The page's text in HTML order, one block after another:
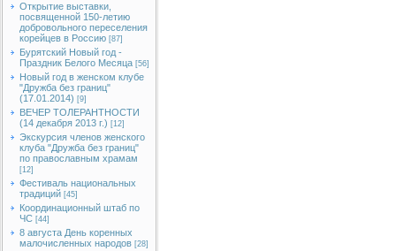
Открытие выставки,
посвященной 150-летию
добровольного переселения
корейцев в Россию [87]
Бурятский Новый год -
Праздник Белого Месяца [56]
Новый год в женском клубе
"Дружба без границ"
(17.01.2014) [9]
ВЕЧЕР ТОЛЕРАНТНОСТИ
(14 декабря 2013 г.) [12]
Экскурсия членов женского
клуба "Дружба без границ"
по православным храмам
[12]
Фестиваль национальных
традиций [45]
Координационный штаб по
ЧС [44]
8 августа День коренных
малочисленных народов [28]